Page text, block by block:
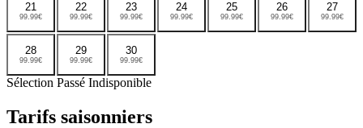
21
99.99€
22
99.99€
23
99.99€
24
99.99€
25
99.99€
26
99.99€
27
99.99€
28
99.99€
29
99.99€
30
99.99€
Sélection Passé Indisponible
Tarifs saisonniers